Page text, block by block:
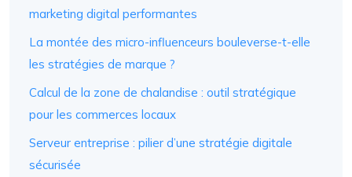
marketing digital performantes
La montée des micro-influenceurs bouleverse-t-elle
les stratégies de marque ?
Calcul de la zone de chalandise : outil stratégique
pour les commerces locaux
Serveur entreprise : pilier d’une stratégie digitale
sécurisée